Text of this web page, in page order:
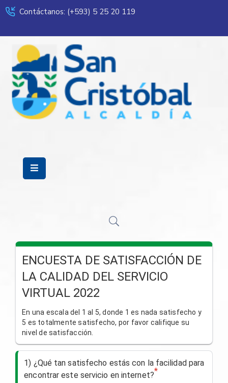
Contáctanos: (+593) 5 25 20 119
Servicios
Municipalidad
Mi
Ciudad
Transparencia
ENCUESTA DE SATISFACCIÓN DE
LA CALIDAD DEL SERVICIO
VIRTUAL 2022
En una escala del 1 al 5, donde 1 es nada satisfecho y
5 es totalmente satisfecho, por favor califique su
nivel de satisfacción.
1) ¿Qué tan satisfecho estás con la facilidad para
encontrar este servicio en internet?*